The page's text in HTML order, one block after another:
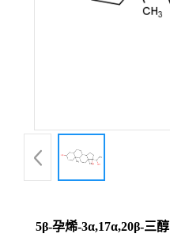
5β-孕烯-3α,17α,20β-三醇